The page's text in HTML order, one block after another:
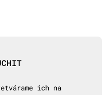
ich na